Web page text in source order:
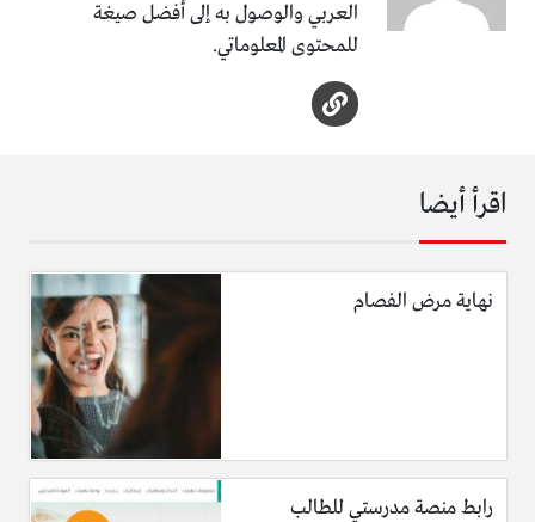
العربي والوصول به إلى أفضل صيغة
للمحتوى المعلوماتي.
اقرأ أيضا
نهاية مرض الفصام
رابط منصة مدرستي للطالب